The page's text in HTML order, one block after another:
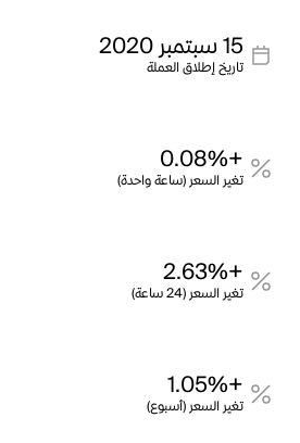
15 سبتمبر 2020
تاريخ إطلاق العملة
+0.08%
تغير السعر (ساعة واحدة)
+2.63%
تغير السعر (24 ساعة)
+1.05%
تغير السعر (أسبوع)